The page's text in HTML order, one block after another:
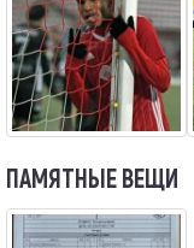
ПАМЯТНЫЕ ВЕЩИ